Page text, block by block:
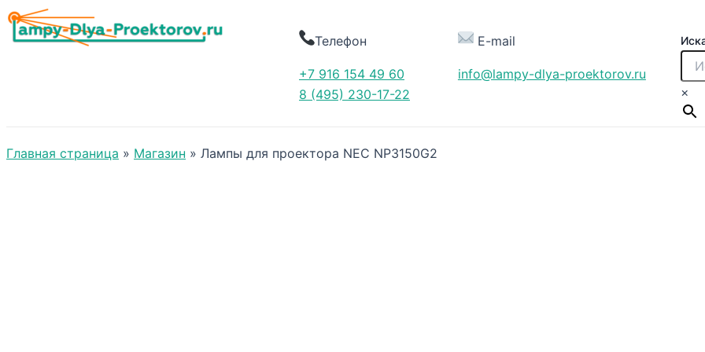
Телефон
+7 916 154 49 60
8 (495) 230-17-22
E-mail
info@lampy-dlya-proektorov.ru
×
Главная страница » Магазин » Лампы для проектора NEC NP3150G2